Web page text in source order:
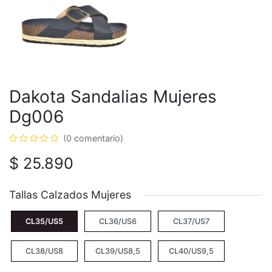
Dakota Sandalias Mujeres
Dg006
(0 comentario)
$ 25.890
Tallas Calzados Mujeres
CL35/US5 CL36/US6 CL37/US7
CL38/US8 CL39/US8,5 CL40/US9,5